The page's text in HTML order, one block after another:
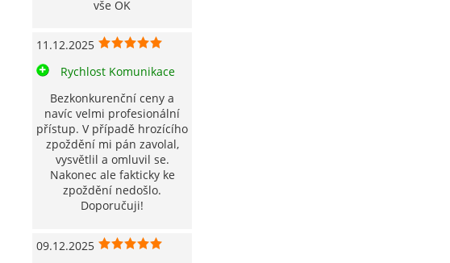
vše OK
11.12.2025
Rychlost Komunikace
Bezkonkurenční ceny a
navíc velmi profesionální
přístup. V případě hrozícího
zpoždění mi pán zavolal,
vysvětlil a omluvil se.
Nakonec ale fakticky ke
zpoždění nedošlo.
Doporučuji!
09.12.2025